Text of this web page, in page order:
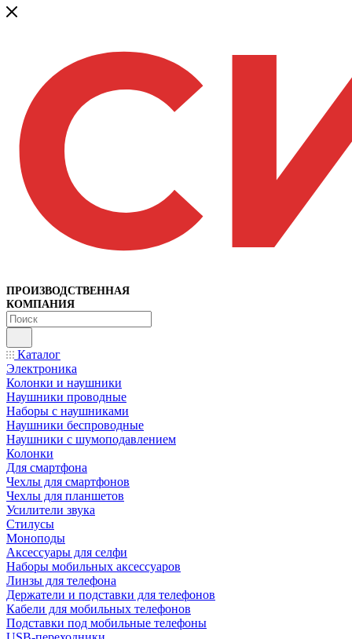
ПРОИЗВОДСТВЕННАЯ
КОМПАНИЯ
Каталог
Электроника
Колонки и наушники
Наушники проводные
Наборы с наушниками
Наушники беспроводные
Наушники с шумоподавлением
Колонки
Для смартфона
Чехлы для смартфонов
Чехлы для планшетов
Усилители звука
Стилусы
Моноподы
Аксессуары для селфи
Наборы мобильных аксессуаров
Линзы для телефона
Держатели и подставки для телефонов
Кабели для мобильных телефонов
Подставки под мобильные телефоны